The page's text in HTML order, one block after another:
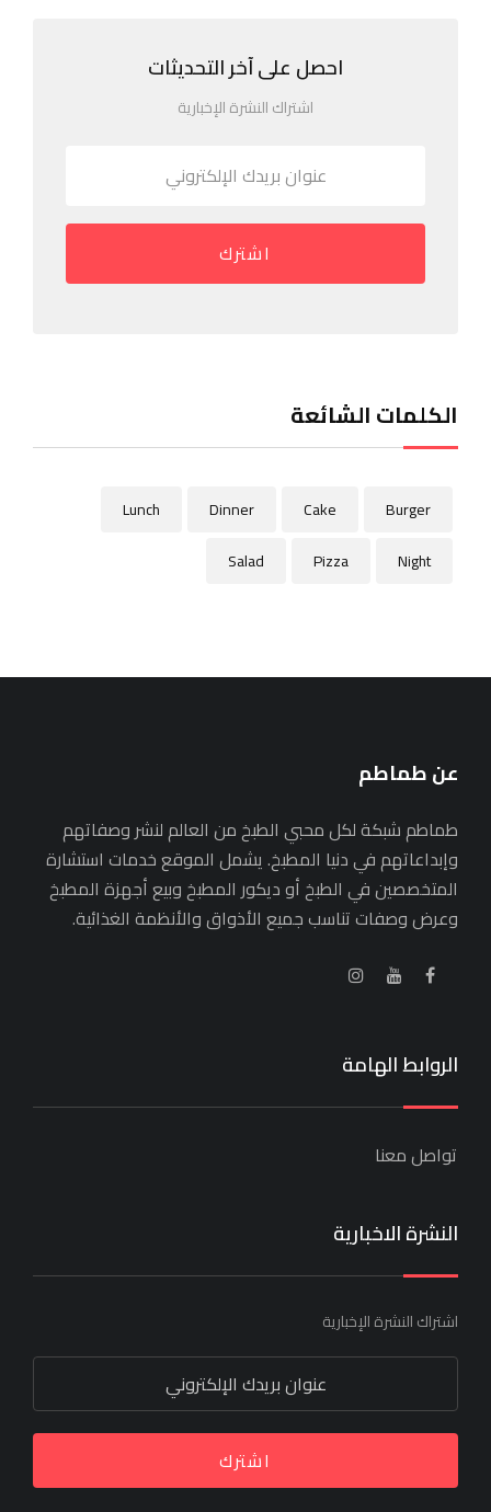
احصل على آخر التحديثات
اشتراك النشرة الإخبارية
اشترك
الكلمات الشائعة
Burger
Cake
Dinner
Lunch
Night
Pizza
Salad
عن طماطم
طماطم شبكة لكل محبي الطبخ من العالم لنشر وصفاتهم
وإبداعاتهم في دنيا المطبخ. يشمل الموقع خدمات استشارة
المتخصصين في الطبخ أو ديكور المطبخ وبيع أجهزة المطبخ
وعرض وصفات تناسب جميع الأذواق والأنظمة الغذائية.
الروابط الهامة
تواصل معنا
النشرة الاخبارية
اشتراك النشرة الإخبارية
اشترك